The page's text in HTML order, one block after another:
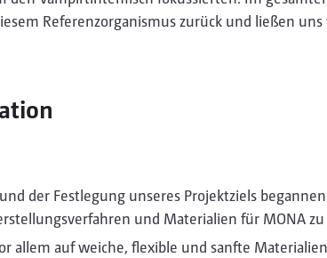
Referenzorganismus zurück und ließen uns
der Festlegung unseres Projektziels
und Materialien für MONA
allem auf weiche, flexible und sanfte